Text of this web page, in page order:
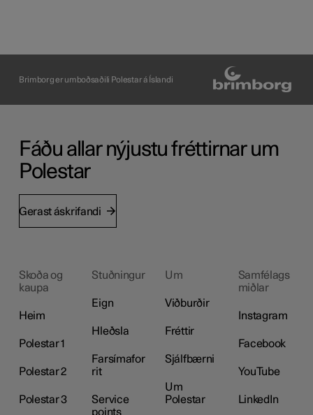
Brimborg er umboðsaðili Polestar á Íslandi
Fáðu allar nýjustu fréttirnar um
Polestar
Gerast áskrifandi
Skoða og
kaupa
Heim
Polestar 1
Polestar 2
Polestar 3
Stuðningur
Eign
Hleðsla
Farsímafor
rit
Service
points
Um
Viðburðir
Fréttir
Sjálfbærni
Um
Polestar
Samfélags
miðlar
Instagram
Facebook
YouTube
LinkedIn